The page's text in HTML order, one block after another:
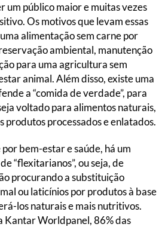
um público maior e muitas vezes
Os motivos que levam essas
alimentação sem carne por
ambiental, manutenção
para uma agricultura sem
animal. Além disso, existe uma
a “comida de verdade”, para
voltado para alimentos naturais,
produtos processados e enlatados.
bem-estar e saúde, há um
“flexitarianos”, ou seja, de
procurando a substituição
ou laticínios por produtos à base
los naturais e mais nutritivos.
Kantar Worldpanel, 86% das